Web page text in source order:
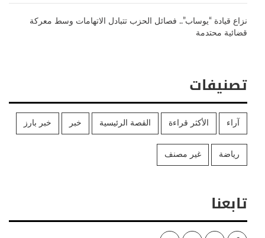
نزاع قيادة “يوساب”.. فصائل الحزب تتبادل الاتهامات وسط معركة
قضائية محتدمة
تصنيفات
آراء الأكثر قراءة القصة الرئيسية خبر خبر بارز
رياضة غير مصنف
تابعنا